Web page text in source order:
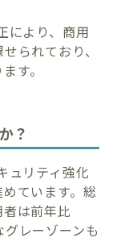
により、商用
られており、
す。
？
ュリティ強化
ています。総
は前年比
レーゾーンも